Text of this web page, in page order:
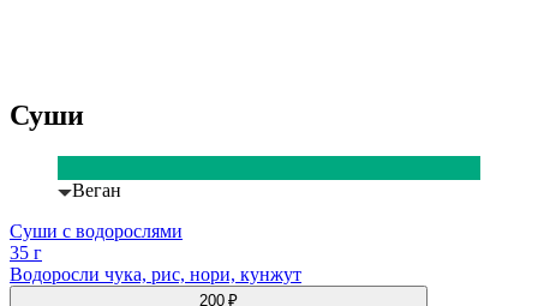
Суши
Веган
Суши с водорослями
35 г
Водоросли чука, рис, нори, кунжут
200 ₽